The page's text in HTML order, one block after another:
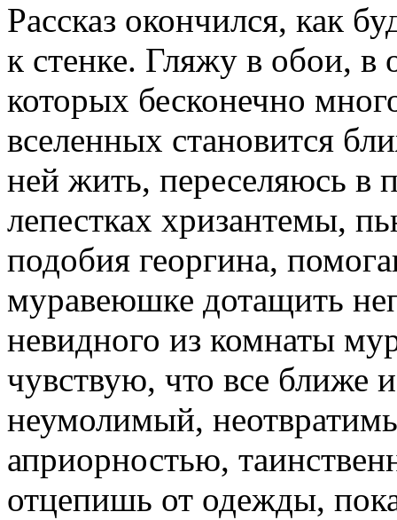
Рассказ окончился, как
к стенке. Гляжу в обои, в
которых бесконечно
вселенных становится
ней жить, переселяюсь в
лепестках хризантемы,
подобия георгина,
муравеюшке дотащить
невидного из комнаты
чувствую, что все ближе
неумолимый,
априорностью,
отцепишь от одежды,